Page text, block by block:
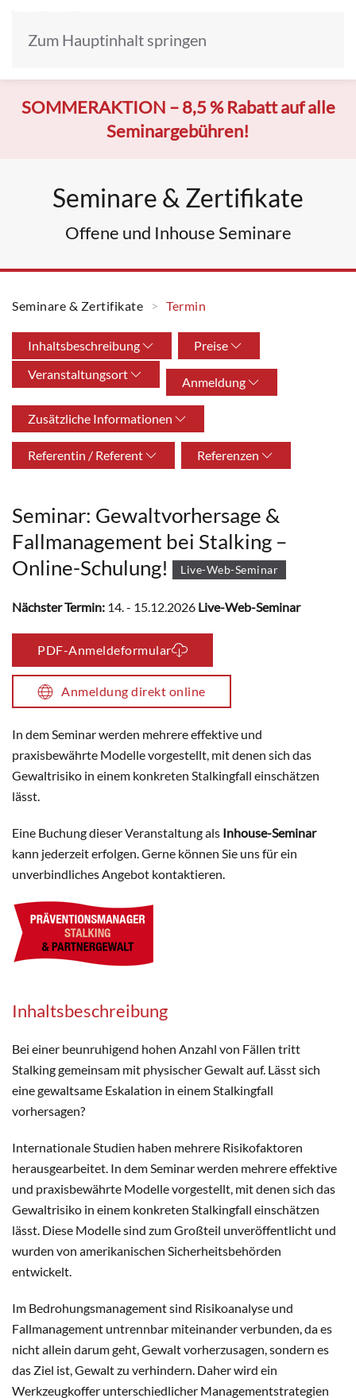
Zum Hauptinhalt springen
SOMMERAKTION –8,5 % Rabatt auf alle
Seminargebühren!
Seminare & Zertifikate
Offene und Inhouse Seminare
Seminare & Zertifikate Termin
Inhaltsbeschreibung
Preise
Veranstaltungsort
Anmeldung
Zusätzliche Informationen
Referentin / Referent Referenzen
Seminar: Gewaltvorhersage &
Fallmanagement bei Stalking –
Online-Schulung!
Live-Web-Seminar
Nächster Termin: 14. - 15.12.2026 Live-Web-Seminar
PDF-Anmeldeformular
Anmeldung direkt online
In dem Seminar werden mehrere effektive und
praxisbewährte Modelle vorgestellt, mit denen sich das
Gewaltrisiko in einem konkreten Stalkingfall einschätzen
lässt.
Eine Buchung dieser Veranstaltung als Inhouse-Seminar
kann jederzeit erfolgen. Gerne können Sie uns für ein
unverbindliches Angebot kontaktieren.
Inhaltsbeschreibung
Bei einer beunruhigend hohen Anzahl von Fällen tritt
Stalking gemeinsam mit physischer Gewalt auf. Lässt sich
eine gewaltsame Eskalation in einem Stalkingfall
vorhersagen?
Internationale Studien haben mehrere Risikofaktoren
herausgearbeitet. In dem Seminar werden mehrere effektive
und praxisbewährte Modelle vorgestellt, mit denen sich das
Gewaltrisiko in einem konkreten Stalkingfall einschätzen
lässt. Diese Modelle sind zum Großteil unveröffentlicht und
wurden von amerikanischen Sicherheitsbehörden
entwickelt.
Im Bedrohungsmanagement sind Risikoanalyse und
Fallmanagement untrennbar miteinander verbunden, da es
nicht allein darum geht, Gewalt vorherzusagen, sondern es
das Ziel ist, Gewalt zu verhindern. Daher wird ein
Werkzeugkoffer unterschiedlicher Managementstrategien